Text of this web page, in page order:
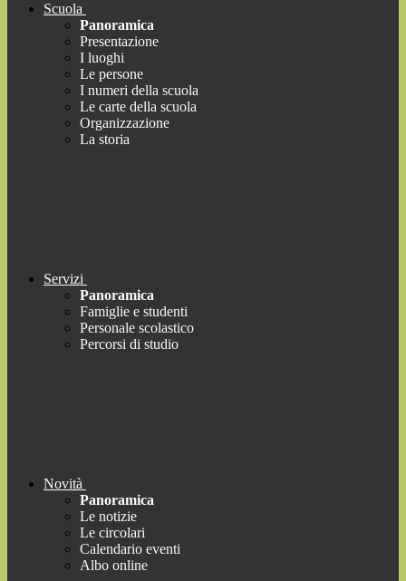
Scuola
Panoramica
Presentazione
I luoghi
Le persone
I numeri della scuola
Le carte della scuola
Organizzazione
La storia
Servizi
Panoramica
Famiglie e studenti
Personale scolastico
Percorsi di studio
Novità
Panoramica
Le notizie
Le circolari
Calendario eventi
Albo online